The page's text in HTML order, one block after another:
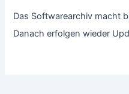
Das Softwarearchiv macht
Danach erfolgen wieder